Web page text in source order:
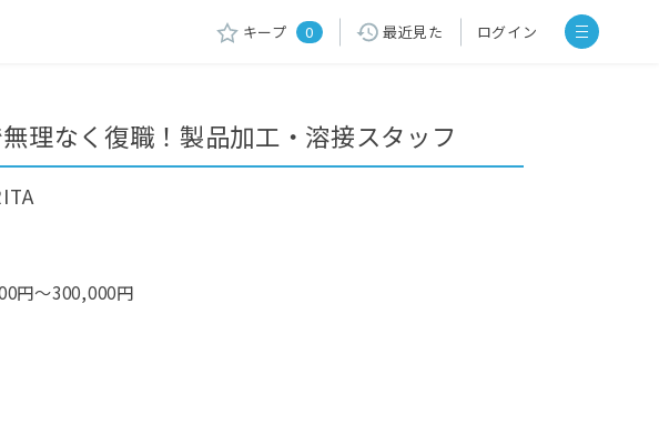
キープ 0 最近見た ログイン
理なく復職！製品加工・溶接スタッフ
円～300,000円